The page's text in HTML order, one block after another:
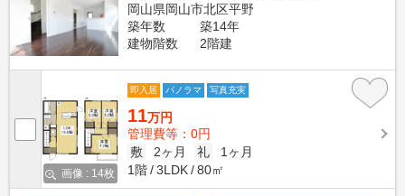
岡山県岡山市北区平野
築年数
築14年
建物階数
2階建
画像 : 14枚
即入居 パノラマ 写真充実
11万円
管理費等：0円
敷
2ヶ月 礼
1ヶ月
1階
3LDK 80㎡